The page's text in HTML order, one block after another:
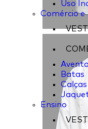
Uso
Comércio e
Batas
Calças
Ensino